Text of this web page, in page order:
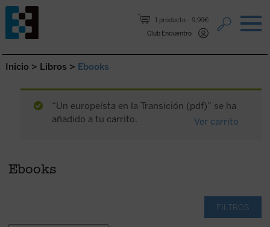
1 producto
9,99€
Club Encuentro
Saltar al contenido.
Inicio > Libros > Ebooks
“Un europeísta en la Transición (pdf)” se ha
añadido a tu carrito.
Ver carrito
Ebooks
FILTROS